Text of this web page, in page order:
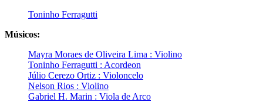
Toninho Ferragutti
Músicos:
Mayra Moraes de Oliveira Lima : Violino
Toninho Ferragutti : Acordeon
Júlio Cerezo Ortiz : Violoncelo
Nelson Rios : Violino
Gabriel H. Marin : Viola de Arco